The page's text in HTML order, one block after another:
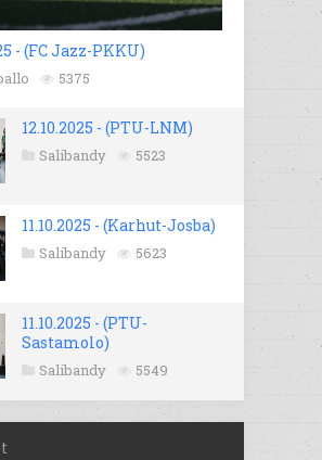
- (FC Jazz-PKKU)
5375
12.10.2025 - (PTU-LNM)
Salibandy 5523
11.10.2025 - (Karhut-Josba)
Salibandy 5623
11.10.2025 - (PTU-
Sastamolo)
Salibandy 5549